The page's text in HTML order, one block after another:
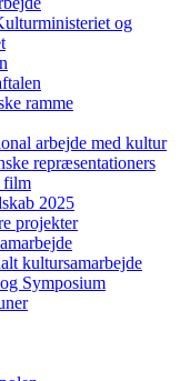
og
ramme
arbejde med kultur
repræsentationers
film
2025
projekter
kultursamarbejde
Symposium